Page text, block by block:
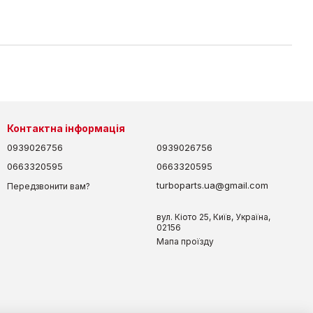
Контактна інформація
0939026756
0663320595
Передзвонити вам?
0939026756
0663320595
turboparts.ua@gmail.com
вул. Кіото 25, Київ, Україна,
02156
Мапа проїзду